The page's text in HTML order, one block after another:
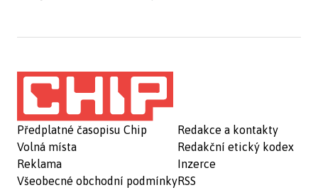
Předplatné časopisu Chip
Volná místa
Reklama
Všeobecné obchodní podmínky
Redakce a kontakty
Redakční etický kodex
Inzerce
RSS